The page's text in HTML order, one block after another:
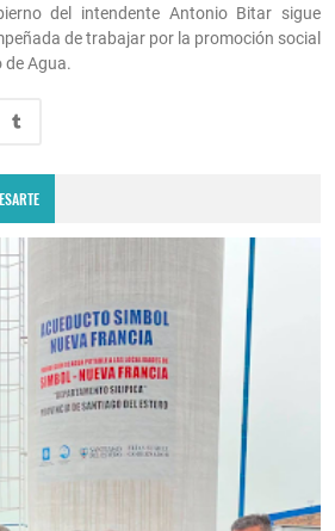
del intendente Antonio Bitar sigue
de trabajar por la promoción social
de Agua.